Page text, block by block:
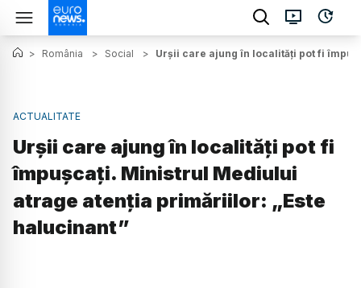
> România > Social > Urșii care ajung în localități pot fi
ACTUALITATE
Urșii care ajung în localități pot fi
împușcați. Ministrul Mediului
atrage atenția primăriilor: „Este
halucinant”